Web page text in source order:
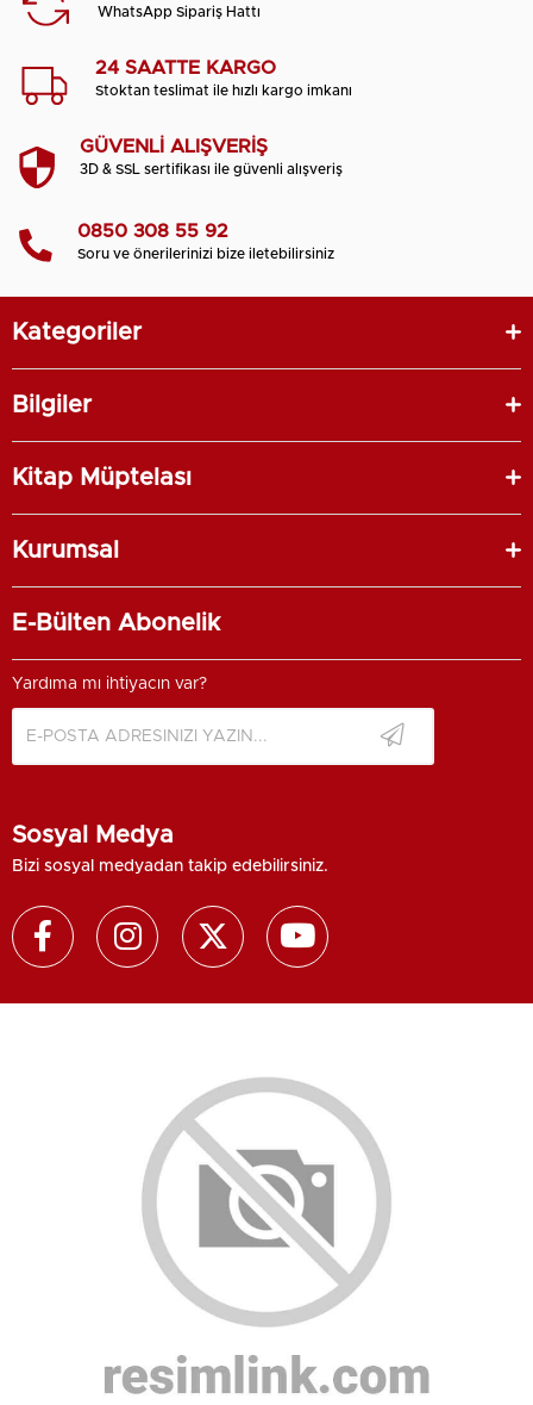
WhatsApp Sipariş Hattı
24 SAATTE KARGO
Stoktan teslimat ile hızlı kargo imkanı
GÜVENLİ ALIŞVERİŞ
3D & SSL sertifikası ile güvenli alışveriş
0850 308 55 92
Soru ve önerilerinizi bize iletebilirsiniz
Kategoriler
Bilgiler
Kitap Müptelası
Kurumsal
E-Bülten Abonelik
Yardıma mı ihtiyacın var?
Sosyal Medya
Bizi sosyal medyadan takip edebilirsiniz.